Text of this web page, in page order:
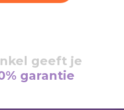
geeft je
garantie